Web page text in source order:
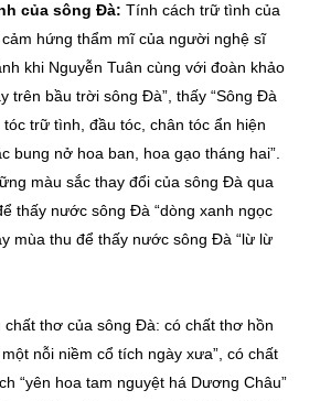
của sông Đà:Tính cách trữ tình của
hứng thẩm mĩ của người nghệ sĩ
khi Nguyễn Tuân cùng với đoàn khảo
trên bầu trời sông Đà”, thấy “Sông Đà
trữ tình, đầu tóc, chân tóc ẩn hiện
bung nở hoa ban, hoa gạo tháng hai”.
màu sắc thay đổi của sông Đà qua
thấy nước sông Đà “dòng xanh ngọc
mùa thu để thấy nước sông Đà “lừ lừ
chất thơ của sông Đà: có chất thơ hồn
nỗi niềm cổ tích ngày xưa”, có chất
“yên hoa tam nguyệt há Dương Châu”